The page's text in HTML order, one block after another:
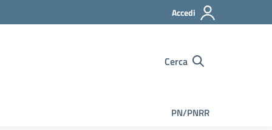
Accedi
Cerca
PN/PNRR